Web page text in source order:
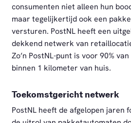
consumenten niet alleen hun
maar tegelijkertijd ook een
versturen. PostNL heeft een
dekkend netwerk van
Zo’n PostNL-punt is voor 90%
binnen 1 kilometer van huis.
Toekomstgericht netwerk
PostNL heeft de afgelopen jaren